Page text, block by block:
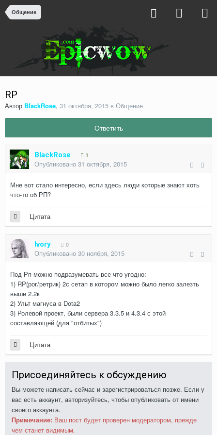
Общение
RP
Автор BlackRose, 31 октября, 2015 в Общение
Ответить
BlackRose 1
Опубликовано 31 октября, 2015
Мне вот стало интересно, если здесь люди которые знают хоть
что-то об РП?
Цитата
Ivory 0
Опубликовано 30 ноября, 2015
Под Рп можно подразумевать все что угодно:
1) RP(рог/ретрик) 2с сетап в котором можно было легко залезть
выше 2.2к
2) Ульт магнуса в Dota2
3) Ролевой проект, были сервера 3.3.5 и 4.3.4 с этой
составляющей (для "отбитых")
Цитата
Присоединяйтесь к обсуждению
Вы можете написать сейчас и зарегистрироваться позже. Если у
вас есть аккаунт, авторизуйтесь, чтобы опубликовать от имени
своего аккаунта.
Примечание: Ваш пост будет проверен модератором, прежде
чем станет видимым.